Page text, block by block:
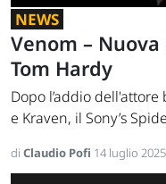
NEWS
Venom –
Tom Hardy
Dopo l’addio
e Kraven, il Sony’s
di Claudio Pofi 14 luglio 2025